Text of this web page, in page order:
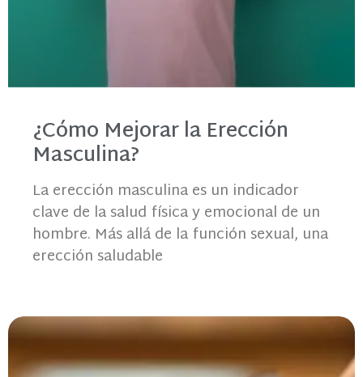
¿Cómo Mejorar la Erección
Masculina?
La erección masculina es un indicador
clave de la salud física y emocional de un
hombre. Más allá de la función sexual, una
erección saludable